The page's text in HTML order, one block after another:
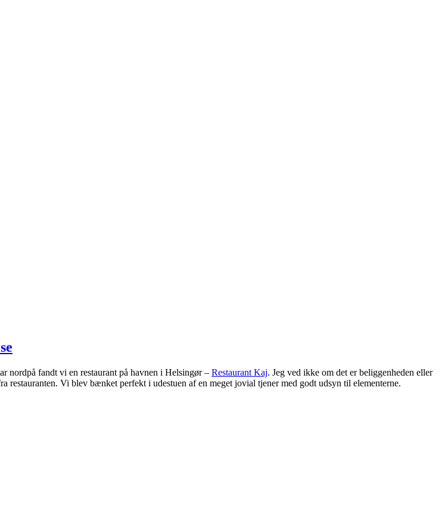
nordpå fandt vi en restaurant på havnen i Helsingør – Restaurant Kaj. Jeg ved ikke om det er beliggenheden eller
restauranten. Vi blev bænket perfekt i udestuen af en meget jovial tjener med godt udsyn til elementerne.